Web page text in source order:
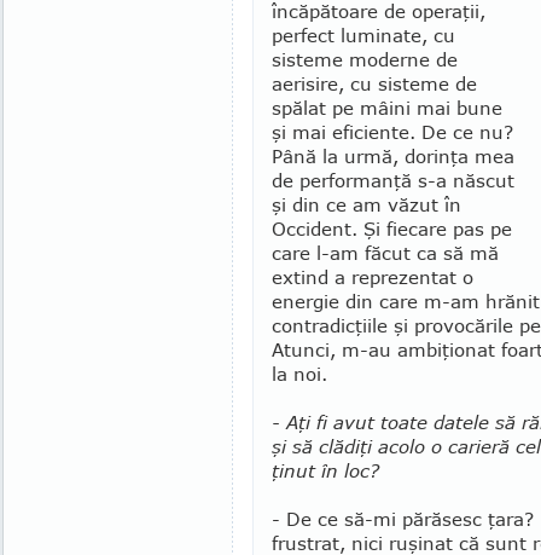
încăpătoare de operaţii,
perfect luminate, cu
sisteme moderne de
aerisire, cu sisteme de
spălat pe mâini mai bune
şi mai efi­ciente. De ce nu?
Până la urmă, dorinţa mea
de per­for­manţă s-a născut
şi din ce am văzut în
Occident. Şi fiecare pas pe
care l-am făcut ca să mă
extind a reprezentat o
energie din care m-am
contradicţiile şi provo­cările
Atunci, m-au ambiţionat
la noi.
- Aţi fi avut toate datele să
şi să clădiţi acolo o carieră
ţinut în loc?
- De ce să-mi părăsesc
frustrat, nici ruşinat că sunt